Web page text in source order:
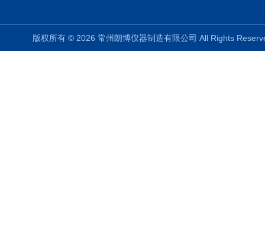
版权所有 © 2026 常州朗博仪器制造有限公司 All Rights